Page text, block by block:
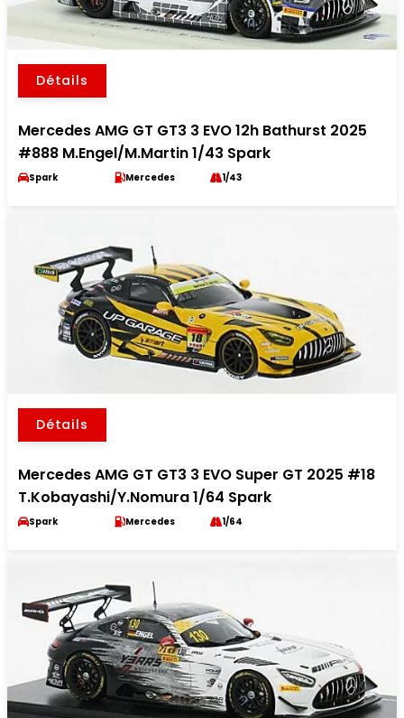
Détails
Mercedes AMG GT GT3 3 EVO 12h Bathurst 2025
#888 M.Engel/M.Martin 1/43 Spark
Spark Mercedes 1/43
Détails
Mercedes AMG GT GT3 3 EVO Super GT 2025 #18
T.Kobayashi/Y.Nomura 1/64 Spark
Spark Mercedes 1/64